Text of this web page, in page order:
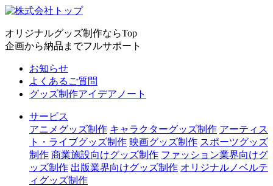
オリジナルグッズ制作ならTop
企画から納品までフルサポート
お知らせ
よくあるご質問
グッズ制作アイデアノート
サービス
アニメグッズ制作 キャラクターグッズ制作 アーティス
ト・ライブグッズ制作 映画グッズ制作 スポーツグッズ
制作 商業施設向けグッズ制作 ファッション業界向けグ
ッズ制作 出版業界向けグッズ制作 オリジナルノベルテ
ィグッズ制作